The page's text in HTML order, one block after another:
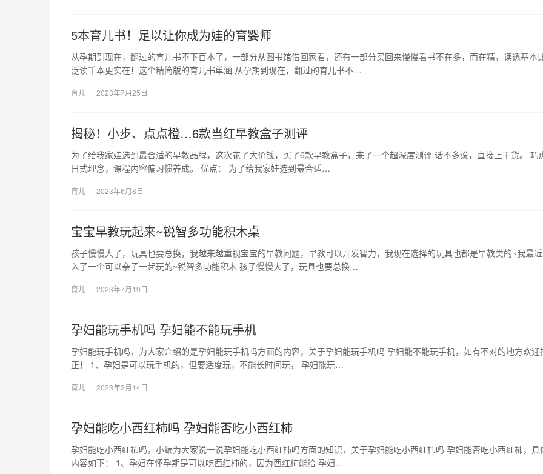
5本育儿书！足以让你成为娃的育婴师
从孕期到现在，翻过的育儿书不下百本了，一部分从图书馆借回家看，还有一部分买回来慢慢看书不在多，而在精，读透基本
泛读千本更实在！这个精简版的育儿书单涵 从孕期到现在，翻过的育儿书不…
育儿 2023年7月25日
揭秘！小步、点点橙…6款当红早教盒子测评
为了给我家娃选到最合适的早教品牌，这次花了大价钱，买了6款早教盒子，来了一个超深度测评 话不多说，直接上干货。 巧
日式理念，课程内容偏习惯养成。 优点： 为了给我家娃选到最合适…
育儿 2023年6月8日
宝宝早教玩起来~锐智多功能积木桌
孩子慢慢大了，玩具也要总换，我越来越重视宝宝的早教问题，早教可以开发智力，我现在选择的玩具也都是早教类的~我最近
入了一个可以亲子一起玩的~锐智多功能积木 孩子慢慢大了，玩具也要总换…
育儿 2023年7月19日
孕妇能玩手机吗 孕妇能不能玩手机
孕妇能玩手机吗，为大家介绍的是孕妇能玩手机吗方面的内容，关于孕妇能玩手机吗 孕妇能不能玩手机，如有不对的地方欢迎
正！ 1、孕妇是可以玩手机的，但要适度玩，不能长时间玩， 孕妇能玩…
育儿 2023年2月14日
孕妇能吃小西红柿吗 孕妇能否吃小西红柿
孕妇能吃小西红柿吗，小编为大家说一说孕妇能吃小西红柿吗方面的知识，关于孕妇能吃小西红柿吗 孕妇能否吃小西红柿，具
内容如下： 1、孕妇在怀孕期是可以吃西红柿的，因为西红柿能给 孕妇…